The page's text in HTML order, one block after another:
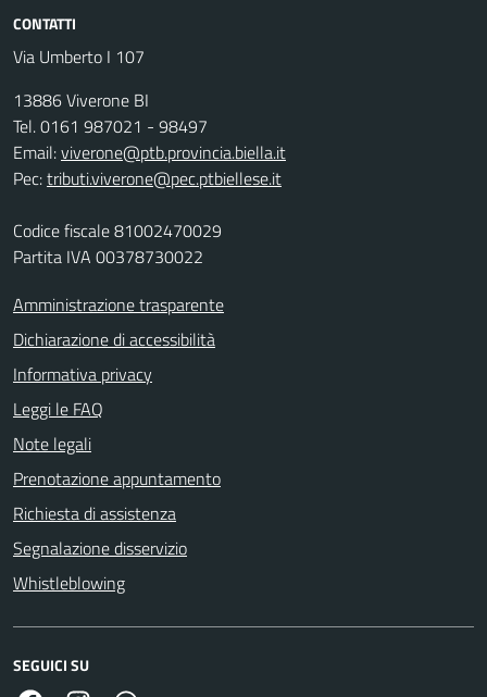
CONTATTI
Via Umberto I 107
13886 Viverone BI
Tel. 0161 987021 - 98497
Email:viverone@ptb.provincia.biella.it
Pec:tributi.viverone@pec.ptbiellese.it
Codice fiscale 81002470029
Partita IVA 00378730022
Amministrazione trasparente
Dichiarazione di accessibilità
Informativa privacy
Leggi le FAQ
Note legali
Prenotazione appuntamento
Richiesta di assistenza
Segnalazione disservizio
Whistleblowing
SEGUICI SU